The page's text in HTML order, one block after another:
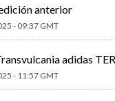
anterior
- 09:37 GMT
adidas
- 11:57 GMT